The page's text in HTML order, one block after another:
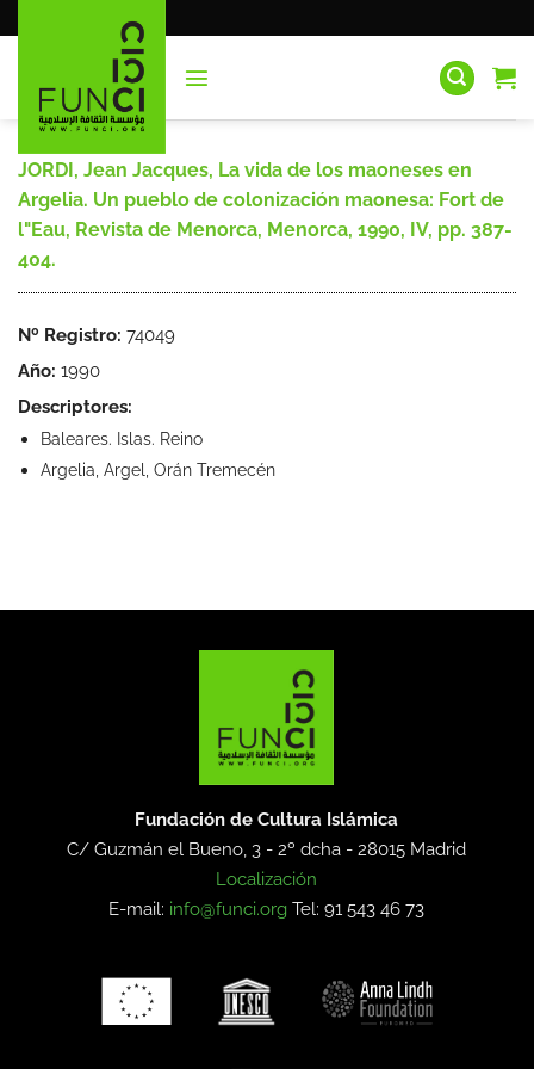
al
JORDI, Jean Jacques, La vida de los maoneses en
Argelia. Un pueblo de colonización maonesa: Fort de
l"Eau, Revista de Menorca, Menorca, 1990, IV, pp. 387-
404.
Nº Registro: 74049
Año: 1990
Descriptores:
Baleares. Islas. Reino
Argelia, Argel, Orán Tremecén
Fundación de Cultura Islámica
C/ Guzmán el Bueno, 3 - 2º dcha -28015 Madrid
Localización
E-mail: info@funci.org Tel: 91 543 46 73